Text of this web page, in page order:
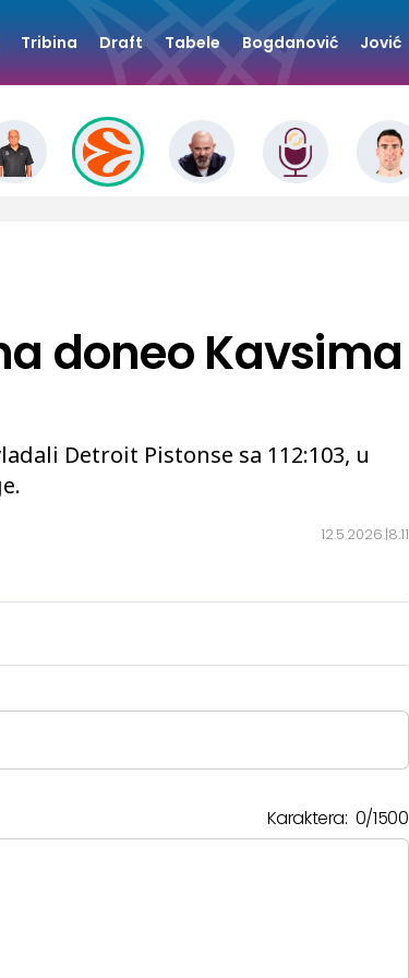
Tribina Draft Tabele Bogdanović Jović
12.5.2026. 8:11
doneo Kavsima
Detroit Pistonse sa 112:103, u
Karaktera: 0/1500